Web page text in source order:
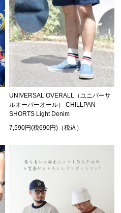
UNIVERSAL OVERALL（ユニバーサ
ルオーバーオール） CHILLPAN
SHORTS Light Denim
7,590円(税690円)（税込）